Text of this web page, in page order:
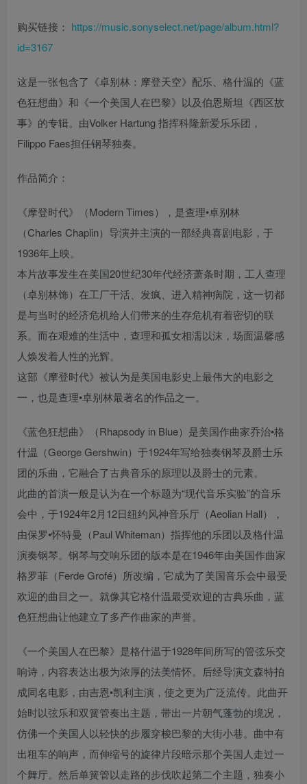
购买链接： https://music.sonyselect.net/page/album.html?
id=3167
这是一张包含了《卓别林：摩登天空》配乐、格什温的《蓝
色狂想曲》和《一个美国人在巴黎》以及伯恩斯坦《西区故
事》的专辑。由Volker Hartung 指挥科隆新爱乐乐团，
Filippo Faes担任钢琴独奏。
作品简介：
《摩登时代》（Modern Times），是查理•卓别林
（Charles Chaplin）导演并主演的一部经典喜剧电影，于
1936年上映。
本片故事发生在美国20世纪30年代经济萧条时期，工人查理
（卓别林饰）在工厂干活、发疯、进入精神病院，这一切都
是与当时的经济危机给人们带来的生存危机有着密切的联
系。而在艰难的生活中，查理和孤女相濡以沫，场面温馨感
人焕发着人性的光辉。
这部《摩登时代》被认为是美国电影史上最伟大的电影之
一，也是查理•卓别林最著名的作品之一。
《蓝色狂想曲》（Rhapsody in Blue）是美国作曲家乔治•格
什温（George Gershwin）于1924年写给独奏钢琴及爵士乐
团的乐曲，它融合了古典音乐的原理以及爵士的元素。
此曲的首演一般是认为在一个标题为“现代音乐实验”的音乐
会中，于1924年2月12日纽约风神音乐厅（Aeolian Hall），
由保罗•怀特曼（Paul Whiteman）指挥他的乐团以及格什温
演奏钢琴。钢琴与交响乐团的版本是在1946年由美国作曲家
格罗菲（Ferde Grofé）所改编，它成为了美国音乐会中最受
欢迎的曲目之一。就像其它格什温最受欢迎的古典乐曲，蓝
色狂想曲让他建立了多产作曲家的声誉。
《一个美国人在巴黎》是格什温于1928年间所写的管弦乐交
响诗，内容表达出极为浓厚的法美情怀。后经导演文森特拍
成同名电影，由吉恩•凯利主演，使之更为广泛流传。此曲开
始时以弦乐和双簧管奏出主题，带出一片朝气蓬勃的境况，
仿佛一个美国人以轻快的步履穿梭巴黎的大街小巷。曲中有
出租车的响声，而伸缩号的旋律片段暗示那个美国人走过一
个舞厅。然后单簧管以走路的步伐吹起第二个主题，独奏小